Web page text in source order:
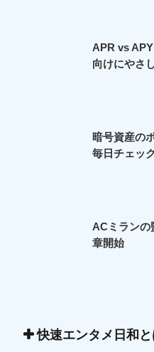
APR vs
向けにやさ
暗号資産の
毎日チェッ
ACミランの
章開始
快速エンタメ日和と